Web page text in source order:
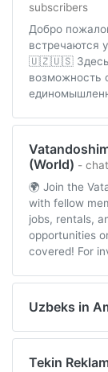
subscribers
Добро
встречаются
🇺🇿🇺🇸 Здесь
возможность
(World) -
🌍 Join the
with fellow
jobs, rentals,
opportunities
covered! For
Uzbeks in
Tekin